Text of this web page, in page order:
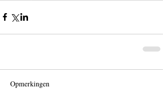
Opmerkingen